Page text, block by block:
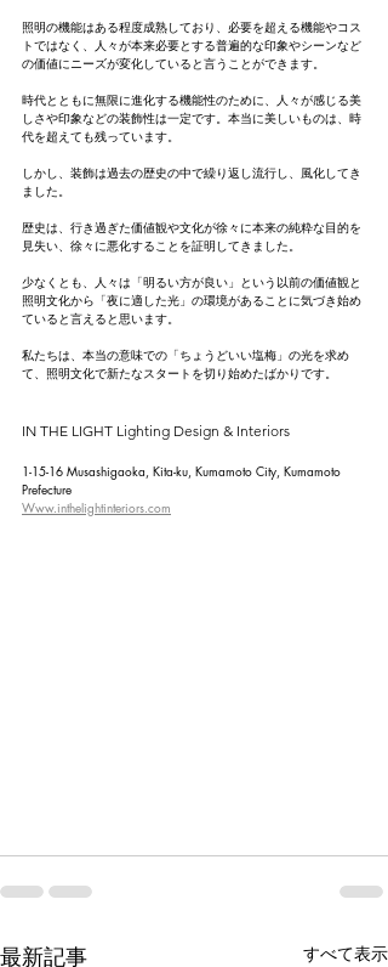
照明の機能はある程度成熟しており、必要を超える機能やコス
トではなく、人々が本来必要とする普遍的な印象やシーンなど
の価値にニーズが変化していると言うことができます。
時代とともに無限に進化する機能性のために、人々が感じる美
しさや印象などの装飾性は一定です。本当に美しいものは、時
代を超えても残っています。
しかし、装飾は過去の歴史の中で繰り返し流行し、風化してき
ました。
歴史は、行き過ぎた価値観や文化が徐々に本来の純粋な目的を
見失い、徐々に悪化することを証明してきました。
少なくとも、人々は「明るい方が良い」という以前の価値観と
照明文化から「夜に適した光」の環境があることに気づき始め
ていると言えると思います。
私たちは、本当の意味での「ちょうどいい塩梅」の光を求め
て、照明文化で新たなスタートを切り始めたばかりです。
IN THE LIGHT Lighting Design & Interiors
1-15-16 Musashigaoka, Kita-ku, Kumamoto City, Kumamoto
Prefecture
Www.inthelightinteriors.com
最新記事 すべて表示